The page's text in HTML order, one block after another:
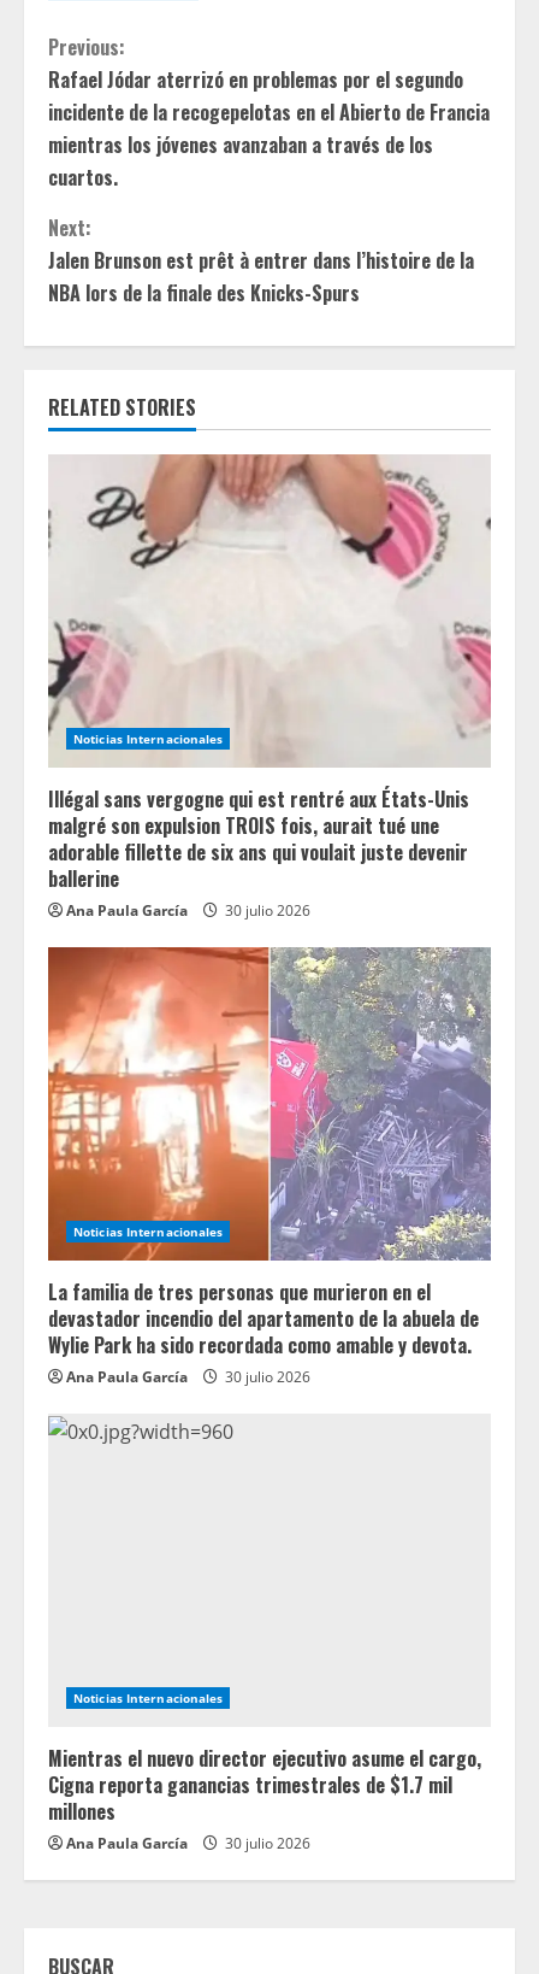
C
o
n
t
i
n
u
e
R
e
a
d
i
n
g
Previous:
Rafael Jódar aterrizó en problemas por el segundo
incidente de la recogepelotas en el Abierto de Francia
mientras los jóvenes avanzaban a través de los
cuartos.
Next:
Jalen Brunson est prêt à entrer dans l’histoire de la
NBA lors de la finale des Knicks-Spurs
RELATED STORIES
Noticias Internacionales
Illégal sans vergogne qui est rentré aux États-Unis
malgré son expulsion TROIS fois, aurait tué une
adorable fillette de six ans qui voulait juste devenir
ballerine
Ana Paula García 30 julio 2026
Noticias Internacionales
La familia de tres personas que murieron en el
devastador incendio del apartamento de la abuela de
Wylie Park ha sido recordada como amable y devota.
Ana Paula García 30 julio 2026
Noticias Internacionales
Mientras el nuevo director ejecutivo asume el cargo,
Cigna reporta ganancias trimestrales de $1.7 mil
millones
Ana Paula García 30 julio 2026
BUSCAR